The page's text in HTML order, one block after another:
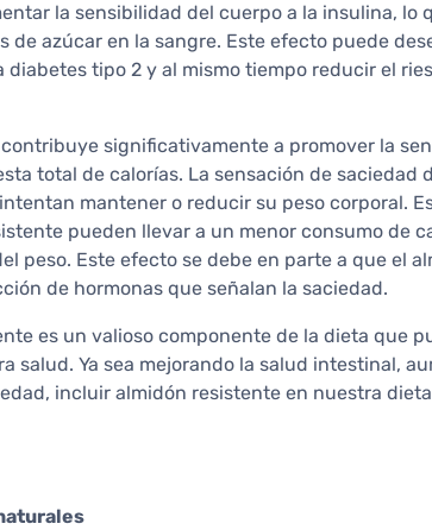
la sensibilidad del cuerpo a la insulina, lo
de azúcar en la sangre. Este efecto puede
tipo 2 y al mismo tiempo reducir el
significativamente a promover la
total de calorías. La sensación de saciedad
mantener o reducir su peso corporal.
pueden llevar a un menor consumo de
peso. Este efecto se debe en parte a que el
de hormonas que señalan la saciedad.
es un valioso componente de la dieta que
salud. Ya sea mejorando la salud intestinal,
incluir almidón resistente en nuestra